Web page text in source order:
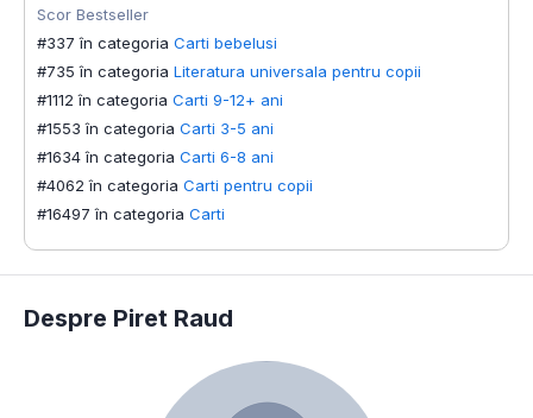
Scor Bestseller
#337 în categoria Carti bebelusi
#735 în categoria Literatura universala pentru copii
#1112 în categoria Carti 9-12+ ani
#1553 în categoria Carti 3-5 ani
#1634 în categoria Carti 6-8 ani
#4062 în categoria Carti pentru copii
#16497 în categoria Carti
Despre Piret Raud